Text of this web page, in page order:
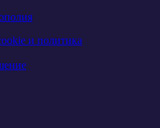
и политика